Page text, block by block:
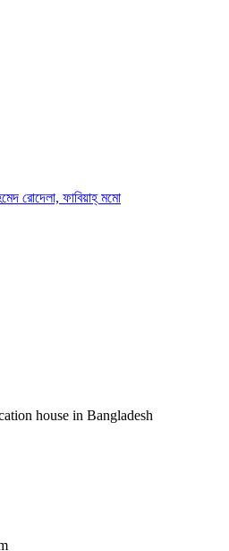
রোদেলা, ফাবিয়াহ্ মমো
house in Bangladesh